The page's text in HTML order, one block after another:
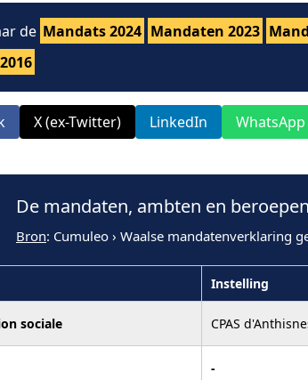
de Mandats 2024 Mandaten 2023
X (ex-Twitter) LinkedIn WhatsApp
De mandaten, ambten en
Bron: Cumuleo › Waalse mandatenverklaring
Instelling
sociale CPAS
-